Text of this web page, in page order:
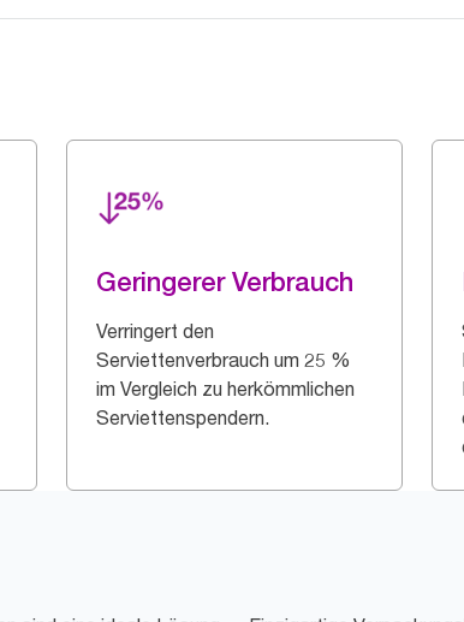
Geringerer Verbrauch
Verringert den
Serviettenverbrauch um 25 %
im Vergleich zu herkömmlichen
Serviettenspendern.